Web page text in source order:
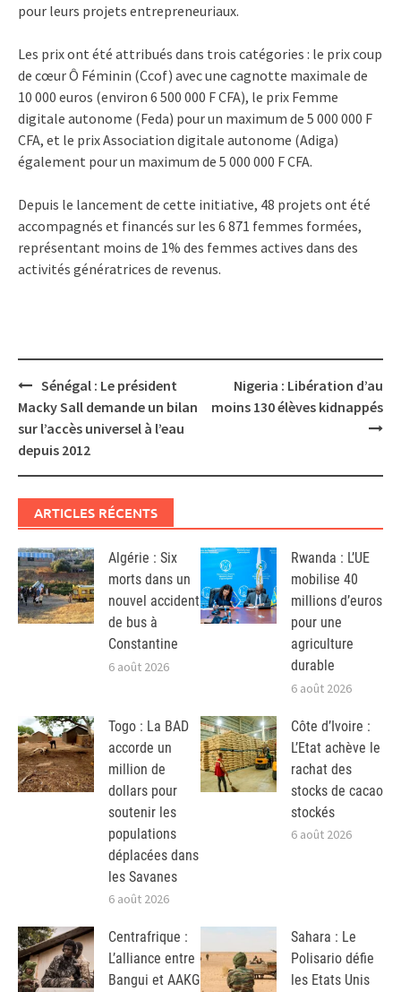
pour leurs projets entrepreneuriaux.
Les prix ont été attribués dans trois catégories : le prix coup
de cœur Ô Féminin (Ccof) avec une cagnotte maximale de
10 000 euros (environ 6 500 000 F CFA), le prix Femme
digitale autonome (Feda) pour un maximum de 5 000 000 F
CFA, et le prix Association digitale autonome (Adiga)
également pour un maximum de 5 000 000 F CFA.
Depuis le lancement de cette initiative, 48 projets ont été
accompagnés et financés sur les 6 871 femmes formées,
représentant moins de 1% des femmes actives dans des
activités génératrices de revenus.
Post
navigation
Sénégal : Le président
Macky Sall demande un bilan
sur l’accès universel à l’eau
depuis 2012
Nigeria : Libération d’au
moins 130 élèves kidnappés
ARTICLES RÉCENTS
Algérie : Six
morts dans un
nouvel accident
de bus à
Constantine
6 août 2026
Rwanda : L’UE
mobilise 40
millions d’euros
pour une
agriculture
durable
6 août 2026
Togo : La BAD
accorde un
million de
dollars pour
soutenir les
populations
déplacées dans
les Savanes
6 août 2026
Côte d’Ivoire :
L’Etat achève le
rachat des
stocks de cacao
stockés
6 août 2026
Centrafrique :
L’alliance entre
Bangui et AAKG
Sahara : Le
Polisario défie
les Etats Unis